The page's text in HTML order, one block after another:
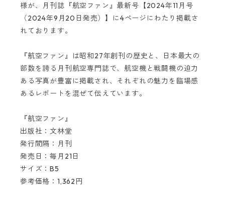
様が、月刊誌『航空ファン』最新号【2024年11月号
（2024年9月20日発売）】に4ページにわたり掲載さ
れております。
『航空ファン』は昭和27年創刊の歴史と、日本最大の
部数を誇る月刊航空専門誌で、航空機と戦闘機の迫力
ある写真が豊富に掲載され、それぞれの魅力を臨場感
あるレポートを混ぜて伝えています。
『航空ファン』
出版社：文林堂
発行間隔：月刊
発売日：毎月21日
サイズ：B5
参考価格：1,362円